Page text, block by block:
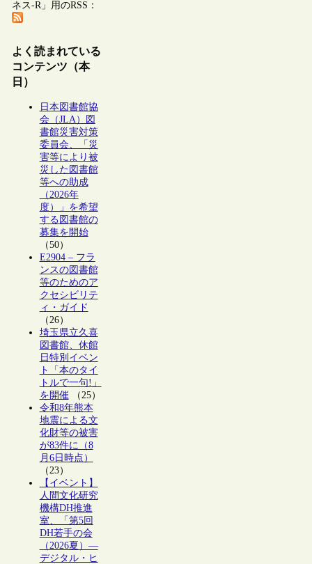
ネス-R」用のRSS：
よく読まれている
コンテンツ（本
日）
日本図書館協
会（JLA）図
書館災害対策
委員会、「災
害等により被
災した図書館
等への助成
（2026年
度）」を希望
する図書館の
募集を開始
（50）
E2904 – フラ
ンスの図書館
等のためのア
クセシビリテ
ィ・ガイド
（26）
埼玉県立久喜
図書館、休館
日特別イベン
ト「本のタイ
トルで一句!」
を開催（25）
令和8年熊本
地震による文
化財等の被害
が83件に（8
月6日時点）
（23）
【イベント】
人間文化研究
機構DH推進
室、「第5回
DH若手の会
（2026夏）―
デジタル・ヒ